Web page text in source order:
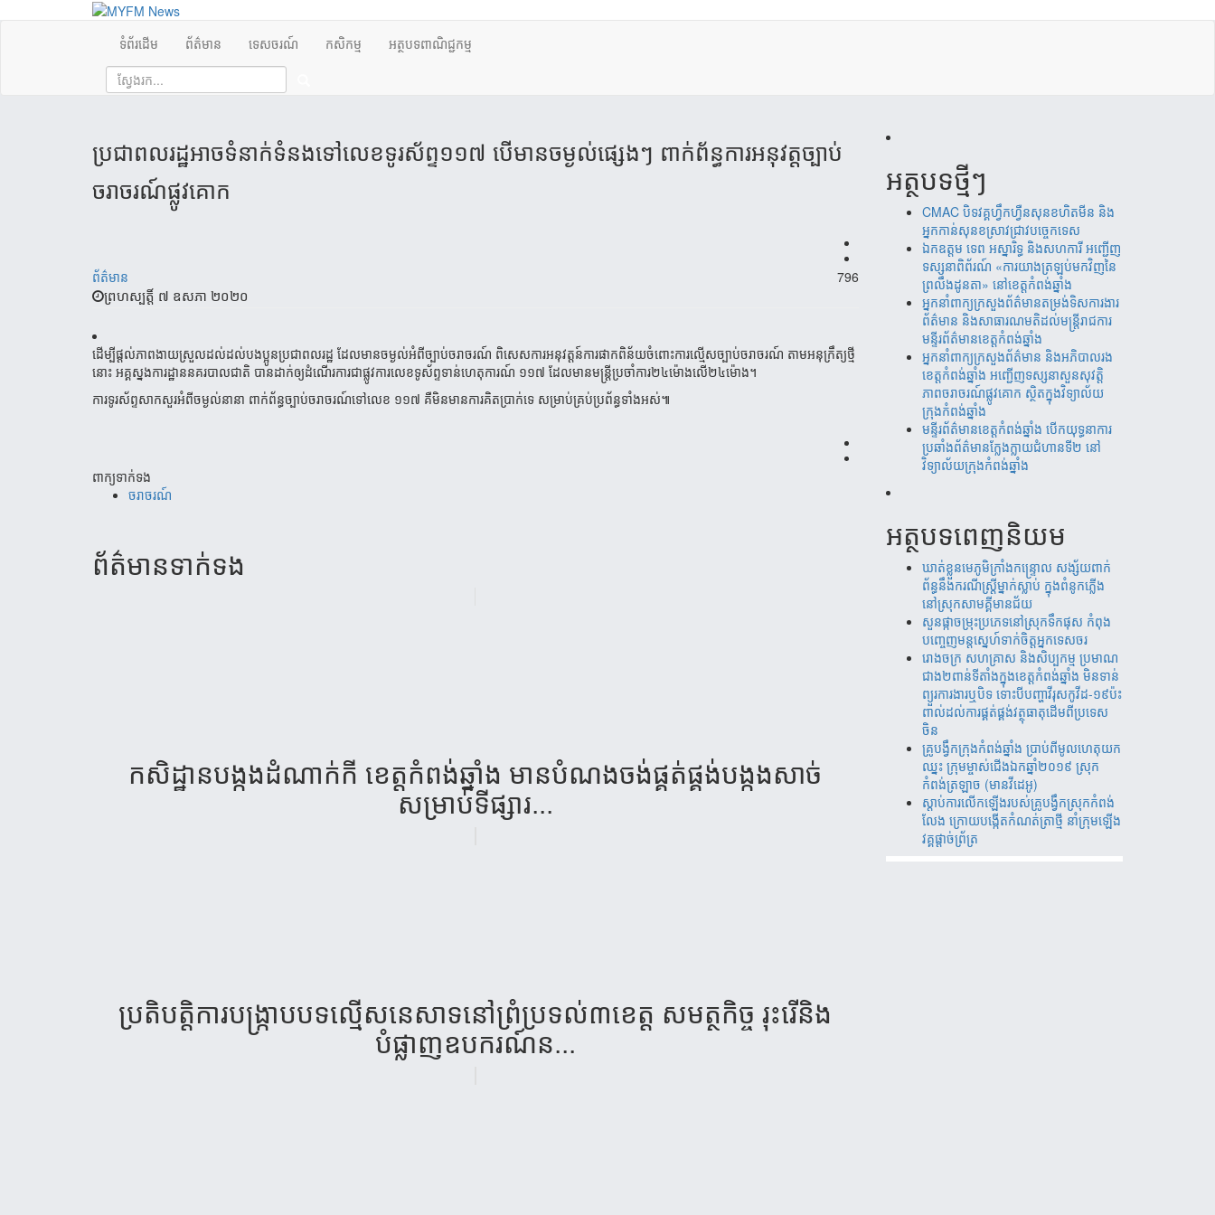
ទំព័រដើម ព័ត៌មាន ទេសចរណ៍ កសិកម្ម អត្ថបទពាណិជ្ជកម្ម
ប្រជា​ពល​រដ្ឋអាច​ទំនាក់​​ទំនង​​ទៅ​លេខ​ទូរស័ព្ទ​​១១៧​ បើមាន​ចម្ងល់​ផ្សេងៗ​ ពាក់ព័ន្ធការ​អនុវត្តច្បាប់
ចរាចរណ៍​ផ្លូវ​គោក​
796
ព័ត៌មាន
ព្រហស្បត្តិ៍ ៧ ឧសភា ២០២០
ដើម្បីផ្តល់ភាពងាយស្រួលដល់ដល់បងប្អូនប្រជាពលរដ្ឋ ដែលមានចម្ងល់អំពីច្បាប់ចរាចរណ៍ ពិសេស​ការអនុវត្តន៍​ការផាក​ពិន័យ​​ចំពោះ​ការល្មើសច្បាប់ចរាចរណ៍ តាមអនុក្រឹត្យថ្មី
នោះ អគ្គស្នងការដ្ឋាននគរបាលជាតិ បានដាក់ឲ្យដំណើរ​ការជា​ផ្លូវការ​លេខ​ទូស័ព្ទទាន់ហេតុការណ៍ ១១៧ ដែលមានមន្ត្រីប្រចាំការ២៤ម៉ោងលើ២៤ម៉ោង។
ការទូរស័ព្ទសាកសួរអំពីចម្ងល់នានា ពាក់ព័ន្ធច្បាប់ចរាចរណ៍ទៅលេខ ១១៧ គឺមិនមានការគិតប្រាក់ទេ សម្រាប់គ្រប់​ប្រព័ន្ធ​ទាំង​អស់​៕
ពាក្យទាក់ទង
ចរាចរណ៍
ព័ត៌មាន​ទាក់​ទង
កសិដ្ឋាន​បង្កង​ដំណា​ក់​កី ខេត្តកំ​ពង់​ឆ្នាំង មាន​បំណងចង់​​​ផ្គត់​ផ្គង់​​បង្កង​សាច់​​
សម្រាប់​​ទីផ្សារ...
ប្រតិ​​បត្តិកា​រ​បង្រ្កាប​បទល្មើស​នេសាទ​​នៅព្រំ​ប្រទល់​៣​ខេត្ត សម​ត្ថកិច្ច​ រុះរើនិង
បំផ្លាញ​ឧបករណ៍​ន...
អត្ថបទថ្មីៗ
CMAC បិទវគ្គហ្វឹកហ្វឺនសុនខហិតមីន និង
អ្នកកាន់សុនខស្រាវជ្រាវបច្ចេកទេស
ឯកឧត្តម ទេព អស្នារិទ្ធ និងសហការី អញ្ជើញ
ទស្សនាពិព័រណ៍ «ការយាងត្រឡប់មកវិញនៃ
ព្រលឹងដូនតា» នៅខេត្តកំពង់ឆ្នាំង
អ្នកនាំពាក្យក្រសួងព័ត៌មានតម្រង់ទិសការងារ
ព័ត៌មាន និងសាធារណមតិដល់មន្រ្តីរាជការ
មន្ទីរព័ត៌មានខេត្តកំពង់ឆ្នាំង
អ្នកនាំពាក្យក្រសួងព័ត៌មាន និងអភិបាលរង
ខេត្តកំពង់ឆ្នាំង អញ្ជើញទស្សនាសួនសុវត្តិ
ភាពចរាចរណ៍ផ្លូវគោក ស្ថិតក្នុងវិទ្យាល័យ
ក្រុងកំពង់ឆ្នាំង
មន្ទីរព័ត៌មានខេត្តកំពង់ឆ្នាំង បើកយុទ្ធនាការ
ប្រឆាំងព័ត៌មានក្លែងក្លាយជំហានទី២ នៅ
វិទ្យាល័យក្រុងកំពង់ឆ្នាំង
អត្ថបទពេញនិយម
ឃាត់​ខ្លួន​មេភូមិ​ក្រាំង​កន្រ្ទោល សង្ស័យ​ពាក់
ព័ន្ធ​នឹ​ង​​ករណី​ស្រ្តីម្នាក់​ស្លាប់ ​ក្នុង​ពំនូក​ភ្លើង​
នៅស្រុក​សាម​គ្គីមាន​ជ័យ
សួន​​ផ្កា​ច​ម្រុះ​​ប្រភេទ​​នៅ​​ស្រុក​​​ទឹក​​ផុស​​ កំពុង​​
បញ្ចេញ​​​មន្តស្នេហ៍​​​​ទាក់​​​ចិត្ត​​អ្នកទេស​​ចរ​
រោងចក្រ ​សហគ្រាស​ និងសិប្បកម្ម ប្រមាណ​​​
ជាង​​២ពាន់​​ទីតាំង​​ក្នុង​​ខេត្តកំពង់​ឆ្នាំង​ មិន​ទាន់
ព្យួរការងារ​ឬបិទ ទោះបីបញ្ហាវីរុសកូវីដ-១៩ប៉ះ
ពាល់ដល់ការ​ផ្គត់​ផ្គង់​វត្ថុ​ធាតុ​​ដើម​​ពី​​ប្រទេស​
ចិន​
គ្រូបង្វឹកក្រុងកំពង់ឆ្នាំង ប្រាប់ពីមូលហេតុយក
ឈ្នះ ក្រុមម្ចាស់ជើងឯកឆ្នាំ២០១៩ ស្រុក
កំពង់ត្រឡាច (មានវីដេអូ)
ស្តាប់ការលើកឡើងរបស់គ្រូបង្វឹកស្រុកកំពង់
លែង ក្រោយបង្កើតកំណត់ត្រាថ្មី នាំក្រុមឡើង
វគ្គផ្តាច់ព័្រត្រ